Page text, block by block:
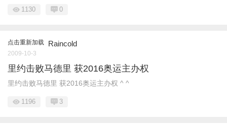
1130 0
点击重新加载 Raincold
2009-10-3
里约击败马德里 获2016奥运主办权
里约击败马德里 获2016奥运主办权 ^ ^
1196 3